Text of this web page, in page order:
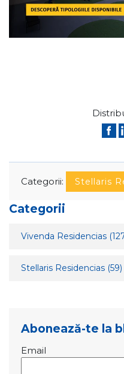
Categorii: Stellaris
Categorii
Vivenda Residencias
Stellaris Residencias (59)
Abonează-te la
Email